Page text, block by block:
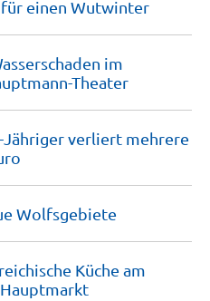
einen Wutwinter
im
Theater
Jähriger verliert mehrere
Wolfsgebiete
Küche am
Hauptmarkt